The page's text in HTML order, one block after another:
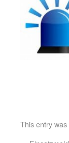
This entry